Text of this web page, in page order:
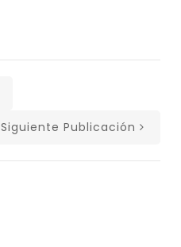
Siguiente Publicación